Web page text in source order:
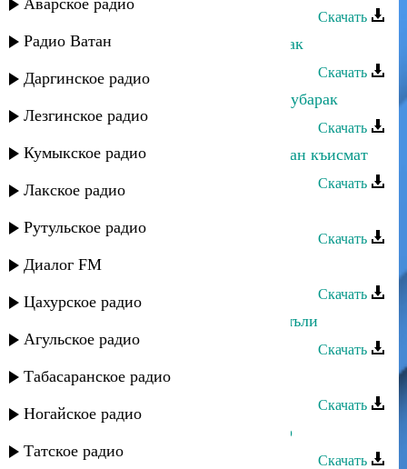
Аварское радио
Радио Ватан
Даргинское радио
Лезгинское радио
Кумыкское радио
Лакское радио
Рутульское радио
Диалог FM
Цахурское радио
Агульское радио
Табасаранское радио
Ногайское радио
Татское радио
Скачать
Насрула Абдулаев - Сумчир мубарак
Скачать
Фаина Абдуллаева - Гъахьи йигь мубарак
Скачать
Насрула Абдулаев - Ккунивали а чан къисмат
Скачать
Скачать
Насрула Абдулаев - Друзьям
Скачать
Насрула Абдулаев - Дердерикан мяъли
Скачать
Насрула Абдулаев - Ватан
Скачать
Насрула Абдулаев - Аман ккуни яр
Скачать